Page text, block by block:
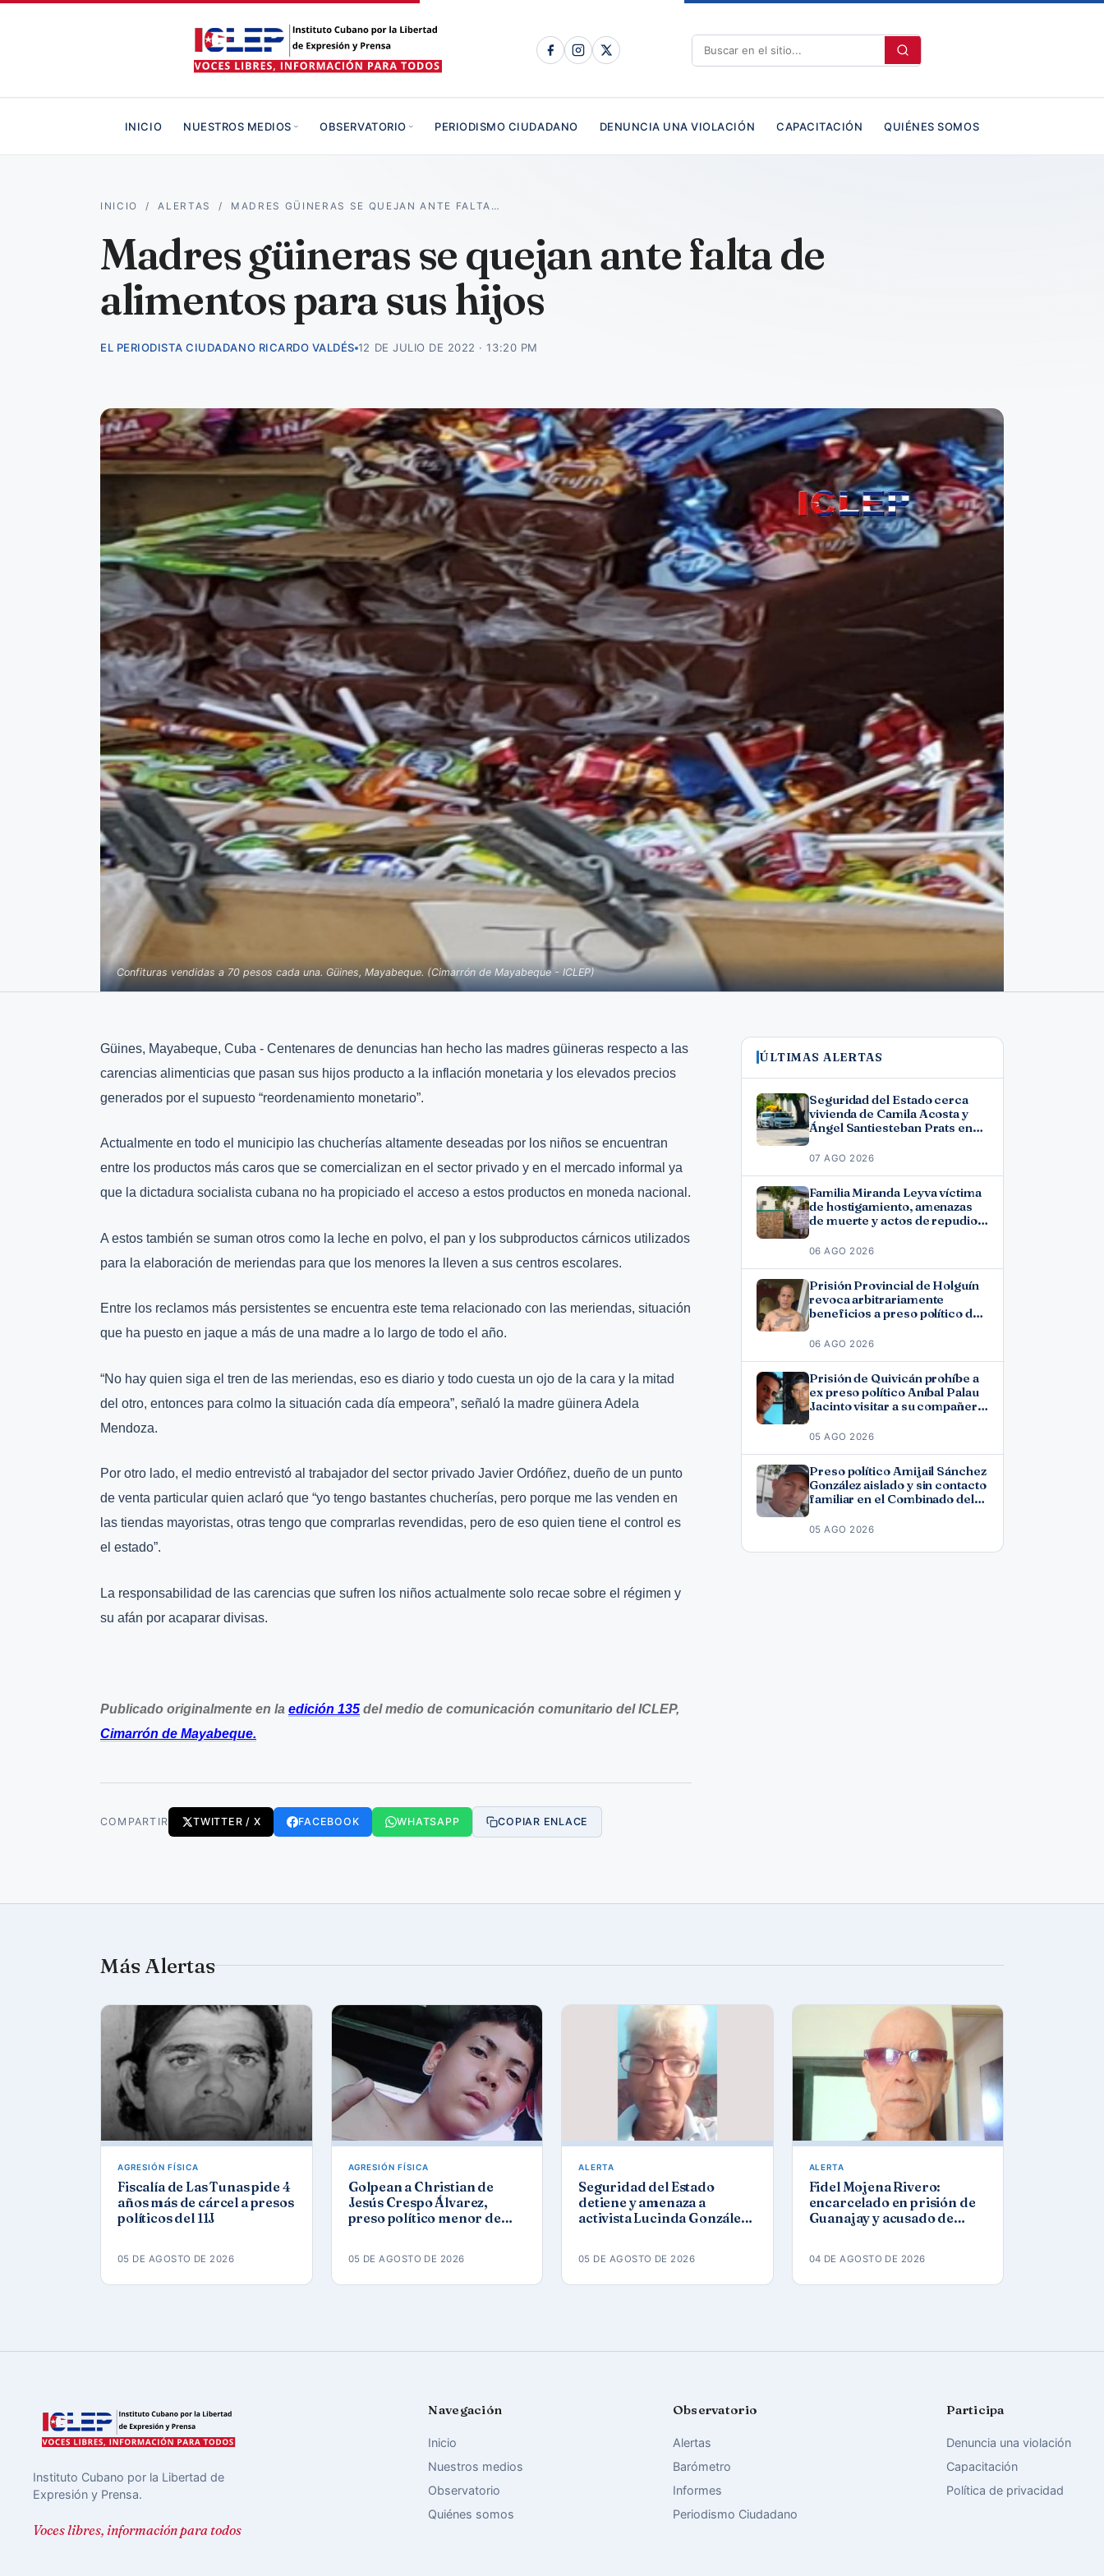
INICIO NUESTROS MEDIOS OBSERVATORIO PERIODISMO CIUDADANO DENUNCIA UNA VIOLACIÓN CAPACITACIÓN QUIÉNES SOMOS
INICIO /ALERTAS / MADRES GÜINERAS SE QUEJAN ANTE FALTA…
Madres güineras se quejan ante falta de
alimentos para sus hijos
EL PERIODISTA CIUDADANO RICARDO VALDÉS 12 DE JULIO DE 2022 · 13:20 PM
Confituras vendidas a 70 pesos cada una. Güines, Mayabeque. (Cimarrón de Mayabeque - ICLEP)
Güines, Mayabeque, Cuba - Centenares de denuncias han hecho las madres güineras respecto a las
carencias alimenticias que pasan sus hijos producto a la inflación monetaria y los elevados precios
generados por el supuesto “reordenamiento monetario”.
Actualmente en todo el municipio las chucherías altamente deseadas por los niños se encuentran
entre los productos más caros que se comercializan en el sector privado y en el mercado informal ya
que la dictadura socialista cubana no ha propiciado el acceso a estos productos en moneda nacional.
A estos también se suman otros como la leche en polvo, el pan y los subproductos cárnicos utilizados
para la elaboración de meriendas para que los menores la lleven a sus centros escolares.
Entre los reclamos más persistentes se encuentra este tema relacionado con las meriendas, situación
que ha puesto en jaque a más de una madre a lo largo de todo el año.
“No hay quien siga el tren de las meriendas, eso es diario y todo cuesta un ojo de la cara y la mitad
del otro, entonces para colmo la situación cada día empeora”, señaló la madre güinera Adela
Mendoza.
Por otro lado, el medio entrevistó al trabajador del sector privado Javier Ordóñez, dueño de un punto
de venta particular quien aclaró que “yo tengo bastantes chucherías, pero porque me las venden en
las tiendas mayoristas, otras tengo que comprarlas revendidas, pero de eso quien tiene el control es
el estado”.
La responsabilidad de las carencias que sufren los niños actualmente solo recae sobre el régimen y
su afán por acaparar divisas.
Publicado originalmente en la edición 135 del medio de comunicación comunitario del ICLEP,
Cimarrón de Mayabeque.
COMPARTIR TWITTER / X FACEBOOK WHATSAPP COPIAR ENLACE
ÚLTIMAS ALERTAS
Seguridad del Estado cerca
vivienda de Camila Acosta y
Ángel Santiesteban Prats en
07 AGO 2026
Familia Miranda Leyva víctima
de hostigamiento, amenazas
de muerte y actos de repudio
06 AGO 2026
Prisión Provincial de Holguín
revoca arbitrariamente
beneficios a preso político del
06 AGO 2026
Prisión de Quivicán prohíbe a
ex preso político Aníbal Palau
Jacinto visitar a su compañero
Fonseca
05 AGO 2026
Preso político Amijail Sánchez
González aislado y sin contacto
familiar en el Combinado del
05 AGO 2026
Más Alertas
AGRESIÓN FÍSICA
Fiscalía de Las Tunas pide 4
años más de cárcel a presos
políticos del 11J
05 DE AGOSTO DE 2026
AGRESIÓN FÍSICA
Golpean a Christian de
Jesús Crespo Álvarez,
preso político menor de
05 DE AGOSTO DE 2026
ALERTA
Seguridad del Estado
detiene y amenaza a
activista Lucinda González
05 DE AGOSTO DE 2026
ALERTA
Fidel Mojena Rivero:
encarcelado en prisión de
Guanajay y acusado de
04 DE AGOSTO DE 2026
Instituto Cubano por la Libertad de
Expresión y Prensa.
Voces libres, información para todos
Navegación
Inicio
Nuestros medios
Observatorio
Quiénes somos
Observatorio
Alertas
Barómetro
Informes
Periodismo Ciudadano
Participa
Denuncia una violación
Capacitación
Política de privacidad